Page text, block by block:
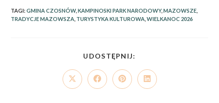
TAGI:GMINA CZOSNÓW, KAMPINOSKI PARK NARODOWY, MAZOWSZE
TRADYCJE MAZOWSZA TURYSTYKA KULTUROWA WIELKANOC 2026
UDOSTĘPNIJ:
CONTENT
Opens
in
Opens
in
Opens
in
Opens
in